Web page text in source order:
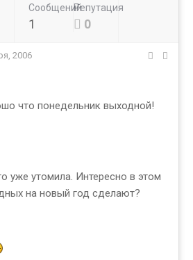
Сообщений
1
Репутация
0
2006
что понедельник выходной!
уже утомила. Интересно в этом
на новый год сделают?